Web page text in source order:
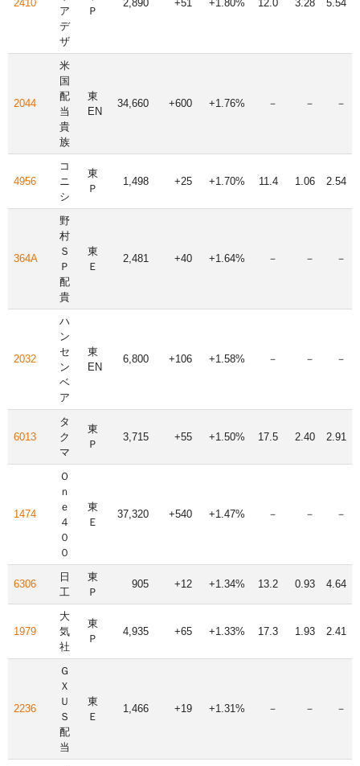
2410
ア
デ
ザ
Ｐ
2,890 +51 +1.80% 12.0 3.28 5.54
2044
米
国
配
当
貴
族
東
EN
34,660 +600 +1.76% － － －
4956
コ
ニ
シ
東
Ｐ
1,498 +25 +1.70% 11.4 1.06 2.54
364A
野
村
Ｓ
Ｐ
配
貴
東
Ｅ
2,481 +40 +1.64% － － －
2032
ハ
ン
セ
ン
ベ
ア
東
EN
6,800 +106 +1.58% － － －
6013
タ
ク
マ
東
Ｐ
3,715 +55 +1.50% 17.5 2.40 2.91
1474
Ｏ
ｎ
ｅ
４
０
０
東
Ｅ
37,320 +540 +1.47% － － －
6306
日
工
東
Ｐ
905 +12 +1.34% 13.2 0.93 4.64
1979
大
気
社
東
Ｐ
4,935 +65 +1.33% 17.3 1.93 2.41
2236
Ｇ
Ｘ
Ｕ
Ｓ
配
当
東
Ｅ
1,466 +19 +1.31% － － －